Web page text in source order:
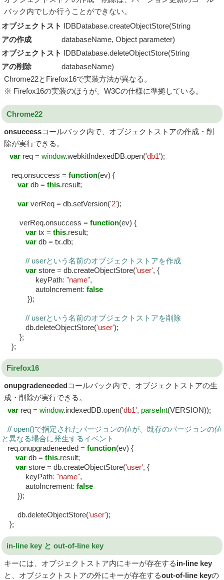
バック内でしか行うことができない。
オブジェクトスト
アの作成
IDBDatabase.createObjectStore(String
databaseName, Object parameter)
オブジェクトスト
アの削除
IDBDatabase.deleteObjectStore(String
databaseName)
Chrome22とFirefox16で実装方法が異なる。
※ Firefox16の実装のほうが、W3Cの仕様に準拠している。
Chrome22
onsuccessコールバック内で、オブジェクトストアの作成・削
除が実行できる。
var req = window.webkitIndexedDB.open('db1');
req.onsuccess = function(ev) {
var db = this.result;
var verReq = db.setVersion('2');
verReq.onsuccess = function(ev) {
var tx = this.result;
var db = tx.db;
// userという名前のオブジェクトストアを作成
var store = db.createObjectStore('user', {
keyPath: "name",
autoIncrement: false
});
// userという名前のオブジェクトストアを削除
db.deleteObjectStore('user');
};
};
Firefox16
onupgradeneededコールバック内で、オブジェクトストアの生
成・削除が実行できる。
var req = window.indexedDB.open('db1', parseInt(VERSION));
// open()で指定されたバージョンの値が、既存のバージョンの値
と異なる場合に発生するイベント
req.onupgradeneeded = function(ev) {
var db = this.result;
var store = db.createObjectStore('user', {
keyPath: "name",
autoIncrement: false
});
db.deleteObjectStore('user');
};
in-line key と out-of-line key
キーには、オブジェクトストア内にキーが存在するin-line key
と、オブジェクトストアの外にキーが存在するout-of-line keyの